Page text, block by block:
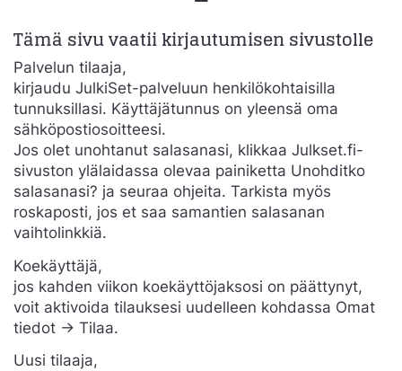
Tämä sivu vaatii kirjautumisen sivustolle
Palvelun tilaaja,
kirjaudu JulkiSet-palveluun henkilökohtaisilla
tunnuksillasi. Käyttäjätunnus on yleensä oma
sähköpostiosoitteesi.
Jos olet unohtanut salasanasi, klikkaa Julkset.fi-
sivuston ylälaidassa olevaa painiketta Unohditko
salasanasi? ja seuraa ohjeita. Tarkista myös
roskaposti, jos et saa samantien salasanan
vaihtolinkkiä.
Koekäyttäjä,
jos kahden viikon koekäyttöjaksosi on päättynyt,
voit aktivoida tilauksesi uudelleen kohdassa Omat
tiedot -> Tilaa.
Uusi tilaaja,